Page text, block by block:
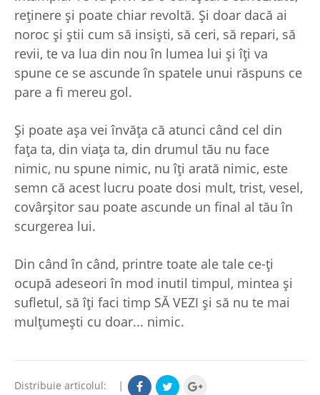
reținere și poate chiar revoltă. Și doar dacă ai
noroc și știi cum să insiști, să ceri, să repari, să
revii, te va lua din nou în lumea lui și îți va
spune ce se ascunde în spatele unui răspuns ce
pare a fi mereu gol.
Și poate așa vei învăța că atunci când cel din
fața ta, din viața ta, din drumul tău nu face
nimic, nu spune nimic, nu îți arată nimic, este
semn că acest lucru poate dosi mult, trist, vesel,
covârșitor sau poate ascunde un final al tău în
scurgerea lui.
Din când în când, printre toate ale tale ce-ți
ocupă adeseori în mod inutil timpul, mintea și
sufletul, să îți faci timp SĂ VEZI și să nu te mai
mulțumești cu doar... nimic.
Distribuie articolul: |